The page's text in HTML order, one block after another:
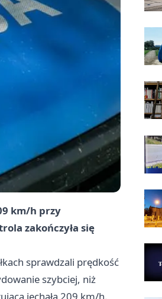
km/h przy
zakończyła się
sprawdzali prędkość
szybciej, niż